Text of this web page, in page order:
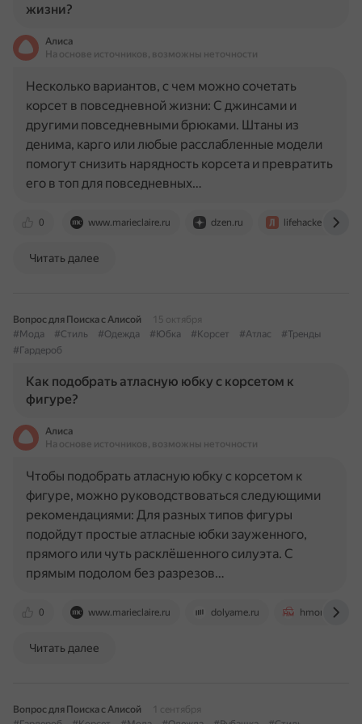
жизни?
Алиса
На основе источников, возможны неточности
0 www.marieclaire.ru dzen.ru lifehacker.ru
Несколько вариантов, с чем можно сочетать
корсет в повседневной жизни: С джинсами и
другими повседневными брюками. Штаны из
денима, карго или любые расслабленные модели
помогут снизить нарядность корсета и превратить
его в топ для повседневных…
Читать далее
Вопрос для Поиска с Алисой
15 октября
#Мода
#Стиль #Одежда #Юбка #Корсет #Атлас
#Тренды
#Гардероб
Как подобрать атласную юбку с корсетом к
фигуре?
Алиса
На основе источников, возможны неточности
0 www.marieclaire.ru dolyame.ru hmonline.ru
Чтобы подобрать атласную юбку с корсетом к
фигуре, можно руководствоваться следующими
рекомендациями: Для разных типов фигуры
подойдут простые атласные юбки зауженного,
прямого или чуть расклёшенного силуэта. С
прямым подолом без разрезов…
Читать далее
Вопрос для Поиска с Алисой
1 сентября